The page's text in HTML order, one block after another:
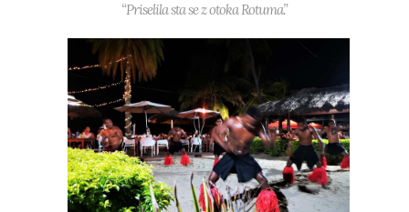
“Priselila sta se z otoka Rotuma.”